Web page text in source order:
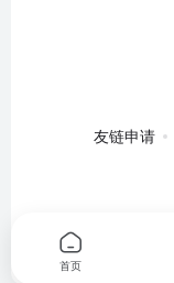
友链申请
首页